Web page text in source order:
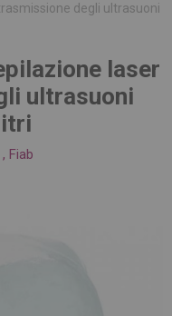
degli ultrasuoni
laser
ultrasuoni
, Fiab